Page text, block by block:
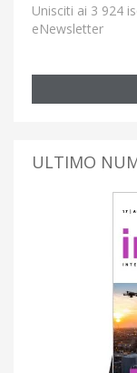
Unisciti ai 3 924
eNewsletter
ULTIMO